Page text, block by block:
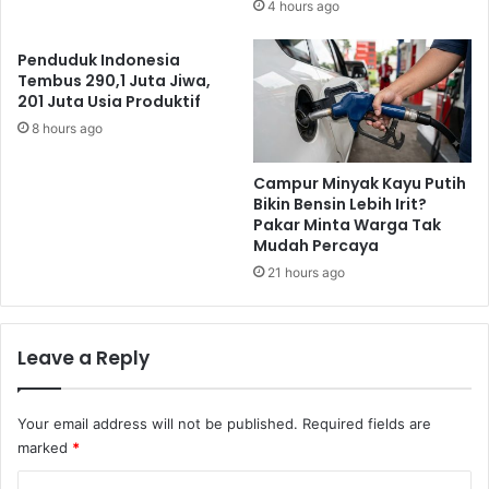
4 hours ago
Penduduk Indonesia
Tembus 290,1 Juta Jiwa,
201 Juta Usia Produktif
8 hours ago
Campur Minyak Kayu Putih
Bikin Bensin Lebih Irit?
Pakar Minta Warga Tak
Mudah Percaya
21 hours ago
Leave a Reply
Your email address will not be published. Required fields are
marked *